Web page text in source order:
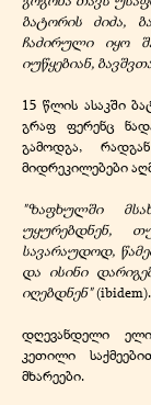
ბატორის ძიძა,
ჩაძირული იყო
იუწყებიან,
15 წლის ასაკში
გრაფ ფერენც
გამოდგა,
მიდრეკილებები
"ზაფხულში
უყურებდნენ,
სავარაუდოდ,
და ისინი
იღებდნენ"(ibidem).
დღევანდელი
კეთილი
მხარეები.